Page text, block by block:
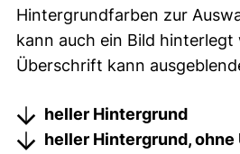
Hintergrundfarben zur
kann auch ein Bild hinterlegt
Überschrift kann
heller Hintergrund
heller Hintergrund,